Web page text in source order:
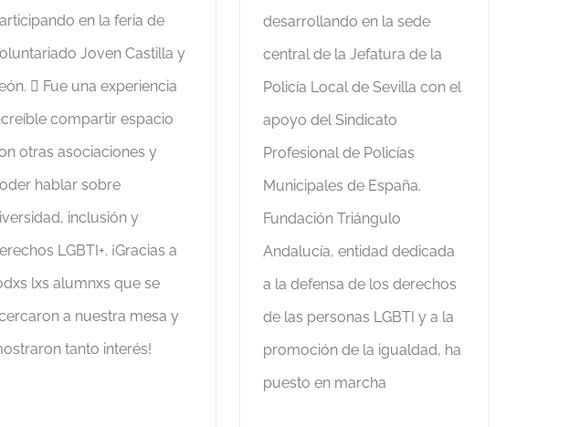
en la feria de
Joven Castilla y
️‍️‍⚧️ Fue una experiencia
compartir espacio
otras asociaciones y
hablar sobre
inclusión y
LGBTI+. ¡Gracias a
lxs alumnxs que se
a nuestra mesa y
tanto interés!
desarrollando en la sede
central de la Jefatura de la
Policía Local de Sevilla con el
apoyo del Sindicato
Profesional de Policías
Municipales de España.
Fundación Triángulo
Andalucía, entidad dedicada
a la defensa de los derechos
de las personas LGBTI y a la
promoción de la igualdad, ha
puesto en marcha